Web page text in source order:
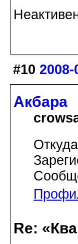
#10
Акбара
Re: